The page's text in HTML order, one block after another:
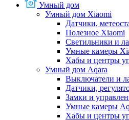
Умный дом
Умный дом Xiaomi
Датчики,
Полезное Xiaomi
Светильники и
Умные камеры
Хабы и центры
Умный дом Aqara
Выключатели и
Датчики,
Замки и
Умные камеры
Хабы и центры